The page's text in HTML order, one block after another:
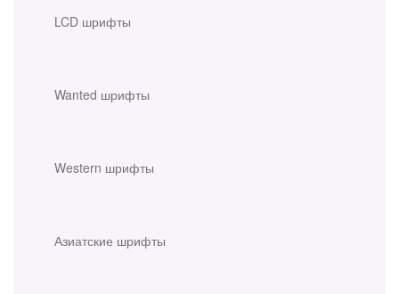
LCD шрифты
Wanted шрифты
Western шрифты
Азиатские шрифты